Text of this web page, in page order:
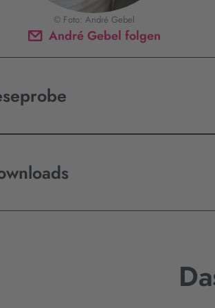
André Gebel folgen
© Foto: André Gebel